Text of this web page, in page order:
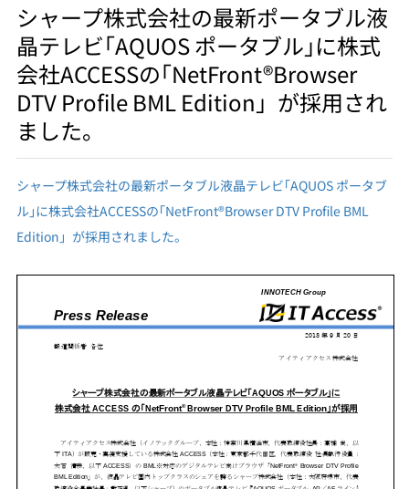
シャープ株式会社の最新ポータブル液
晶テレビ｢AQUOS ポータブル｣に株式
会社ACCESSの｢NetFront®Browser
DTV Profile BML Edition」が採用され
ました。
シャープ株式会社の最新ポータブル液晶テレビ｢AQUOS ポータブ
ル｣に株式会社ACCESSの｢NetFront®Browser DTV Profile BML
Edition」が採用されました。